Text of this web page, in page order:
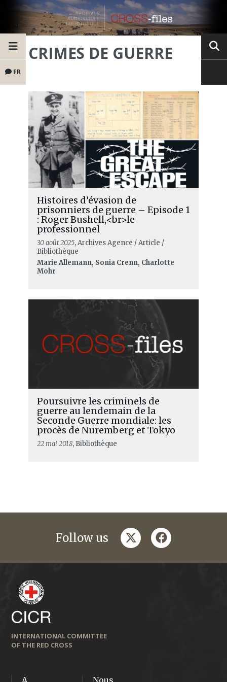
FR
CRIMES DE GUERRE
Histoires d’évasion de
prisonniers de guerre – Episode 1
: Roger Bushell,<br>le
professionnel
30 août 2025, Archives Agence / Article /
Bibliothèque
Marie Allemann, Sonia Crenn, Charlotte
Mohr
Poursuivre les criminels de
guerre au lendemain de la
Seconde Guerre mondiale: les
procès de Nuremberg et Tokyo
22 mai 2018, Bibliothèque
Follow us twitterfacebook
INTERNATIONAL COMMITTEE
OF THE RED CROSS